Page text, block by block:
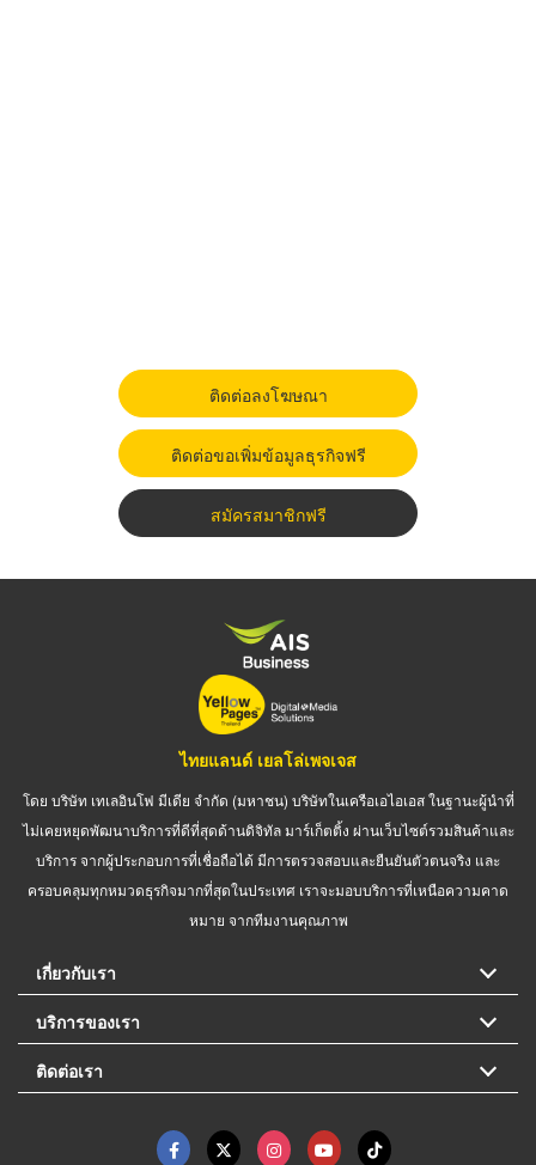
ติดต่อลงโฆษณา
ติดต่อขอเพิ่มข้อมูลธุรกิจฟรี
สมัครสมาชิกฟรี
ไทยแลนด์ เยลโล่เพจเจส
โดย บริษัท เทเลอินโฟ มีเดีย จำกัด (มหาชน) บริษัทในเครือเอไอเอส ในฐานะผู้นำที่
ไม่เคยหยุดพัฒนาบริการที่ดีที่สุดด้านดิจิทัล มาร์เก็ตติ้ง ผ่านเว็บไซต์รวมสินค้าและ
บริการ จากผู้ประกอบการที่เชื่อถือได้ มีการตรวจสอบและยืนยันตัวตนจริง และ
ครอบคลุมทุกหมวดธุรกิจมากที่สุดในประเทศ เราจะมอบบริการที่เหนือความคาด
หมาย จากทีมงานคุณภาพ
เกี่ยวกับเรา
บริการของเรา
ติดต่อเรา